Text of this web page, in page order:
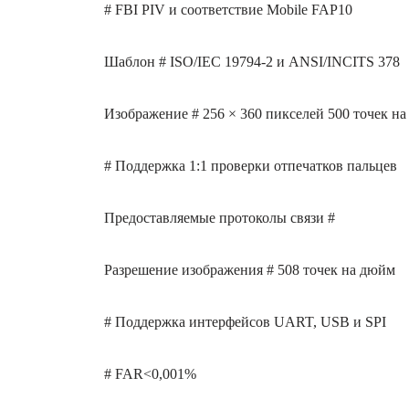
# FBI PIV и соответствие Mobile FAP10
Шаблон # ISO/IEC 19794-2 и ANSI/INCITS 378
Изображение # 256 × 360 пикселей 500 точек
# Поддержка 1:1 проверки отпечатков пальцев
Предоставляемые протоколы связи #
Разрешение изображения # 508 точек на дюйм
# Поддержка интерфейсов UART, USB и SPI
# FAR<0,001%